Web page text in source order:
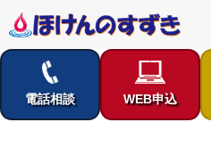
コ
ン
電話相談 WEB申込